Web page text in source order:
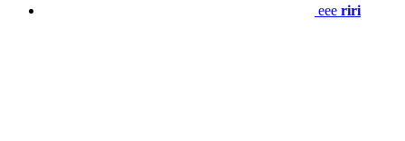
eee riri